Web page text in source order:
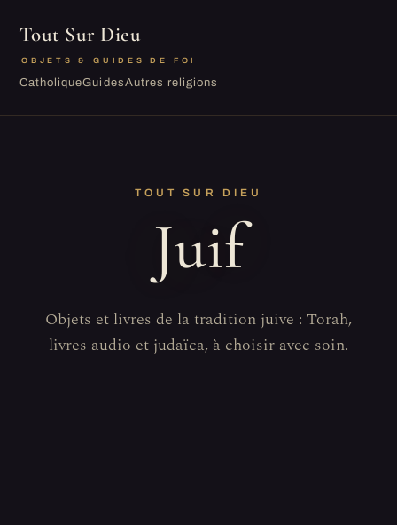
Tout Sur Dieu
OBJETS & GUIDES DE FOI
CatholiqueGuidesAutres religions
TOUT SUR DIEU
Juif
Objets et livres de la tradition juive : Torah,
livres audio et judaïca, à choisir avec soin.